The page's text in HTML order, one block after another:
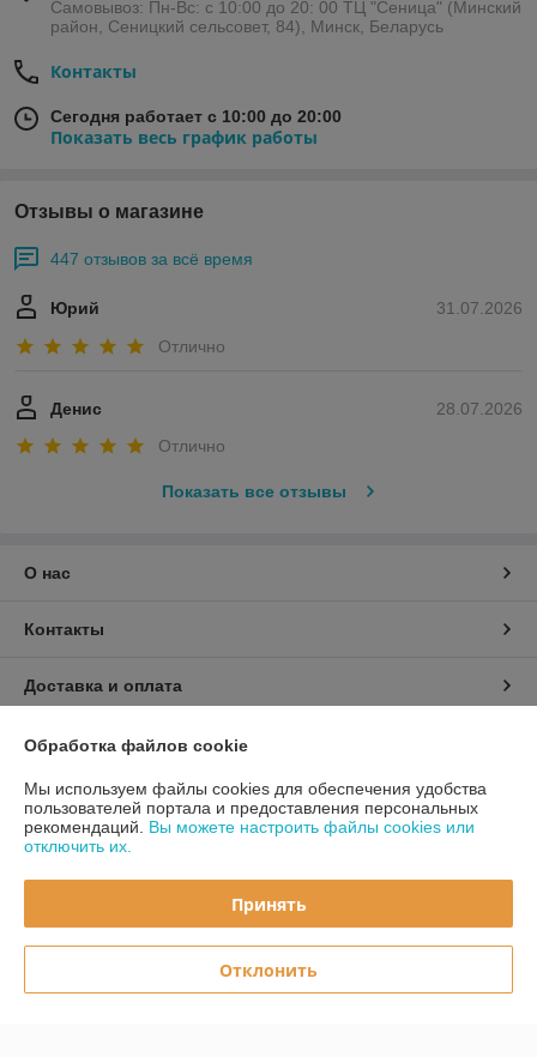
Самовывоз: Пн-Вс: с 10:00 до 20: 00 ТЦ "Сеница" (Минский
район, Сеницкий сельсовет, 84), Минск, Беларусь
Контакты
Сегодня работает с 10:00 до 20:00
Показать весь график работы
Отзывы о магазине
447 отзывов за всё время
31.07.2026
Юрий
Отлично
28.07.2026
Денис
Отлично
Показать все отзывы
О нас
Контакты
Доставка и оплата
График работы
Полная версия сайта
Политика обработки cookies
Сайт создан на платформе Deal.by
Обработка файлов cookie
Мы используем файлы cookies для обеспечения удобства
пользователей портала и предоставления персональных
рекомендаций. Вы можете настроить файлы cookies или
отключить их.
Принять
Отклонить